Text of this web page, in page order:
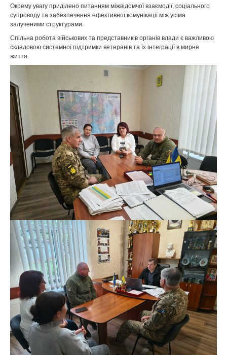
Окрему увагу приділено питанням міжвідомчої взаємодії, соціального
супроводу та забезпечення ефективної комунікації між усіма
залученими структурами.
Спільна робота військових та представників органів влади є важливою
складовою системної підтримки ветеранів та їх інтеграції в мирне
життя.